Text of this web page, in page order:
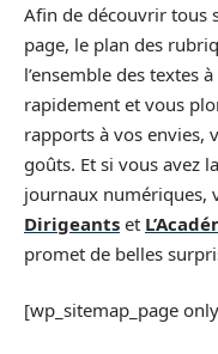
Afin de découvrir tous
page, le plan des
l’ensemble des textes
rapidement et vous
rapports à vos envies,
goûts. Et si vous avez
journaux numériques,
Dirigeants et
promet de belles
[wp_sitemap_page